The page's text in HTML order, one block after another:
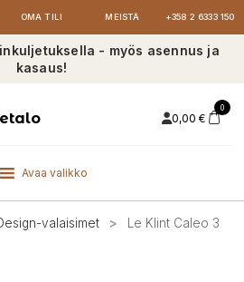
OMA TILI MEISTÄ +358 2 6333 150
- myös asennus ja
kasaus!
0,00 €
0
Avaa valikko
valaisimet >
Le Klint Caleo 3